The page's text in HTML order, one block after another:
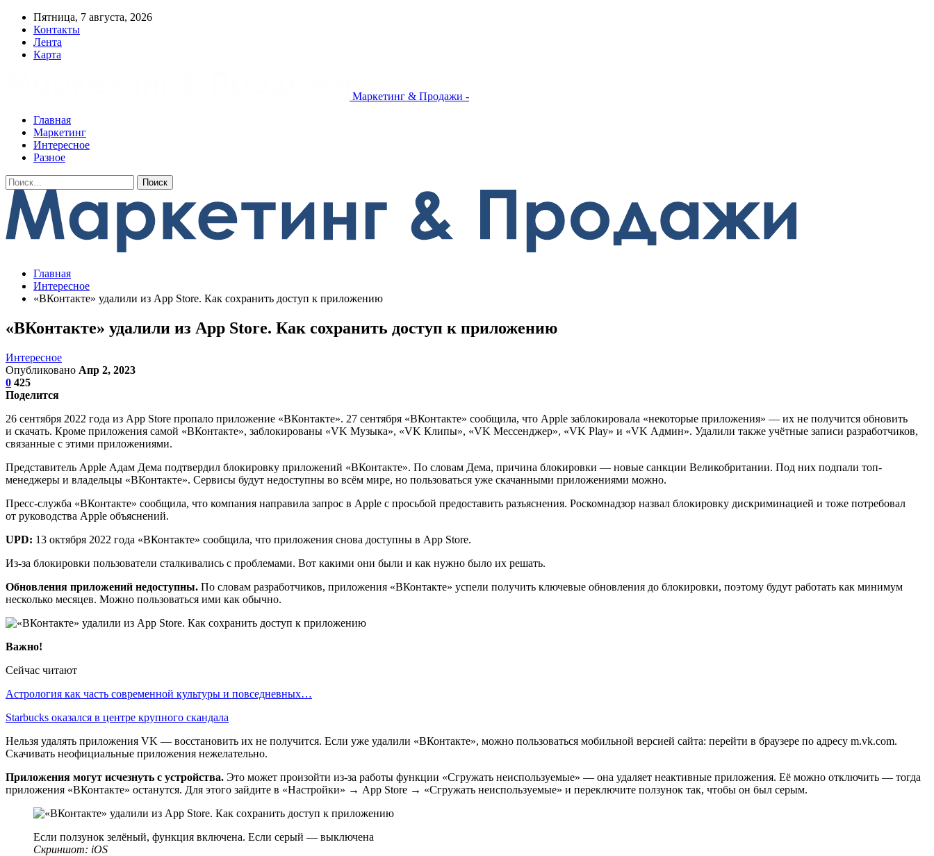
Пятница, 7 августа, 2026
Контакты
Лента
Карта
Маркетинг & Продажи -
Главная
Маркетинг
Интересное
Разное
Главная
Интересное
«ВКонтакте» удалили из App Store. Как сохранить доступ к приложению
«ВКонтакте» удалили из App Store. Как сохранить доступ к приложению
Интересное
Опубликовано Апр 2, 2023
0 425
Поделится
26 сентября 2022 года из App Store пропало приложение «ВКонтакте». 27 сентября «ВКонтакте» сообщила, что Apple заблокировала «некоторые приложения» — их не получится обновить
и скачать. Кроме приложения самой «ВКонтакте», заблокированы «VK Музыка», «VK Клипы», «VK Мессенджер», «VK Play» и «VK Админ». Удалили также учётные записи разработчиков,
связанные с этими приложениями.
Представитель Apple Адам Дема подтвердил блокировку приложений «ВКонтакте». По словам Дема, причина блокировки — новые санкции Великобритании. Под них подпали топ-
менеджеры и владельцы «ВКонтакте». Сервисы будут недоступны во всём мире, но пользоваться уже скачанными приложениями можно.
Пресс-служба «ВКонтакте» сообщила, что компания направила запрос в Apple с просьбой предоставить разъяснения. Роскомнадзор назвал блокировку дискриминацией и тоже потребовал
от руководства Apple объяснений.
UPD: 13 октября 2022 года «ВКонтакте» сообщила, что приложения снова доступны в App Store.
Из-за блокировки пользователи сталкивались с проблемами. Вот какими они были и как нужно было их решать.
Обновления приложений недоступны. По словам разработчиков, приложения «ВКонтакте» успели получить ключевые обновления до блокировки, поэтому будут работать как минимум
несколько месяцев. Можно пользоваться ими как обычно.
Важно!
Сейчас читают
Астрология как часть современной культуры и повседневных…
Starbucks оказался в центре крупного скандала
Нельзя удалять приложения VK — восстановить их не получится. Если уже удалили «ВКонтакте», можно пользоваться мобильной версией сайта: перейти в браузере по адресу m.vk.com.
Скачивать неофициальные приложения нежелательно.
Приложения могут исчезнуть с устройства. Это может произойти из-за работы функции «Сгружать неиспользуемые» — она удаляет неактивные приложения. Её можно отключить — тогда
приложения «ВКонтакте» останутся. Для этого зайдите в «Настройки» → App Store → «Сгружать неиспользуемые» и переключите ползунок так, чтобы он был серым.
Если ползунок зелёный, функция включена. Если серый — выключена
Скриншот: iOS